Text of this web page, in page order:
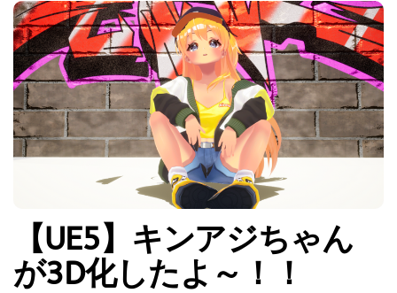
【UE5】キンアジちゃん
が3D化したよ～！！